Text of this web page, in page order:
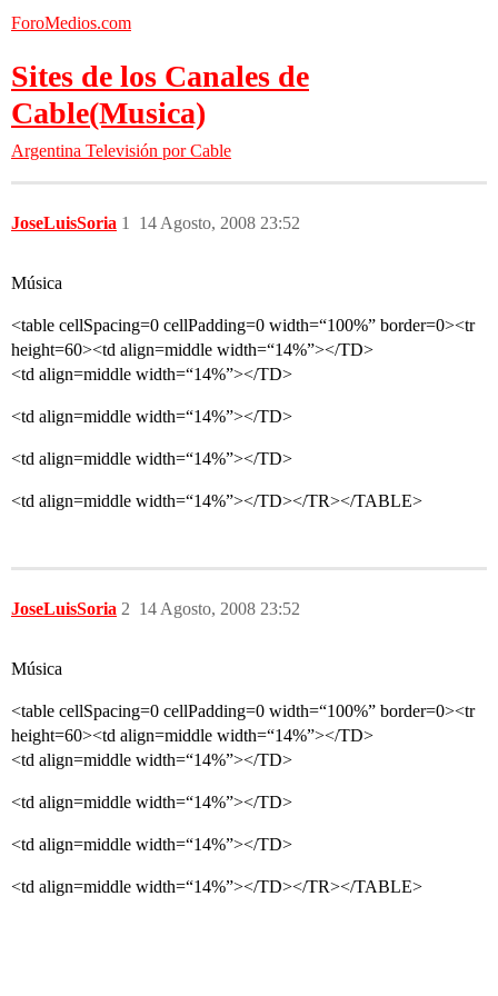
ForoMedios.com
Sites de los Canales de
Cable(Musica)
Argentina Televisión por Cable
JoseLuisSoria 14 Agosto, 2008 23:52
1
Música
<table cellSpacing=0 cellPadding=0 width=“100%” border=0><tr
height=60><td align=middle width=“14%”></TD>
<td align=middle width=“14%”></TD>
<td align=middle width=“14%”></TD>
<td align=middle width=“14%”></TD>
<td align=middle width=“14%”></TD></TR></TABLE>
JoseLuisSoria 14 Agosto, 2008 23:52
2
Música
<table cellSpacing=0 cellPadding=0 width=“100%” border=0><tr
height=60><td align=middle width=“14%”></TD>
<td align=middle width=“14%”></TD>
<td align=middle width=“14%”></TD>
<td align=middle width=“14%”></TD>
<td align=middle width=“14%”></TD></TR></TABLE>